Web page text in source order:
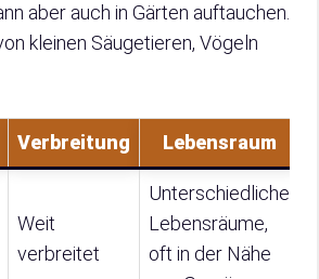
aber auch in Gärten auftauchen.
kleinen Säugetieren, Vögeln
Verbreitung Lebensraum
Weit
verbreitet
Unterschiedliche
Lebensräume,
oft in der Nähe